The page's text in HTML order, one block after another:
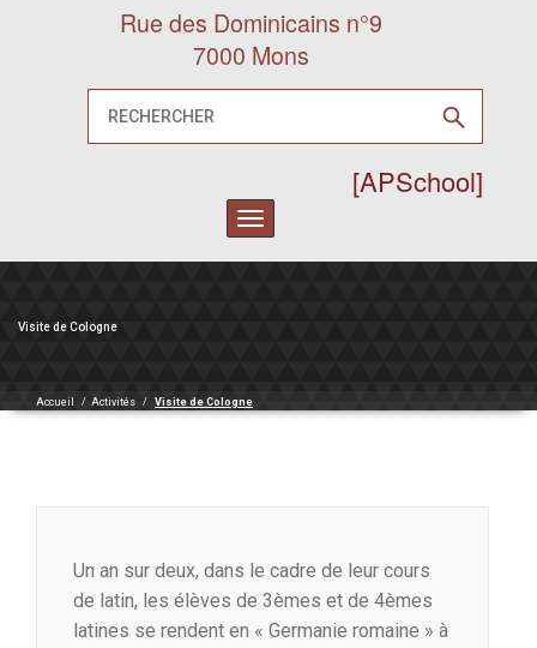
Rue des Dominicains n°9
7000 Mons
[APSchool]
Toggle
navigation
Visite de Cologne
Accueil / Activités / Visite de Cologne
Un an sur deux, dans le cadre de leur cours
de latin, les élèves de 3èmes et de 4èmes
latines se rendent en « Germanie romaine » à